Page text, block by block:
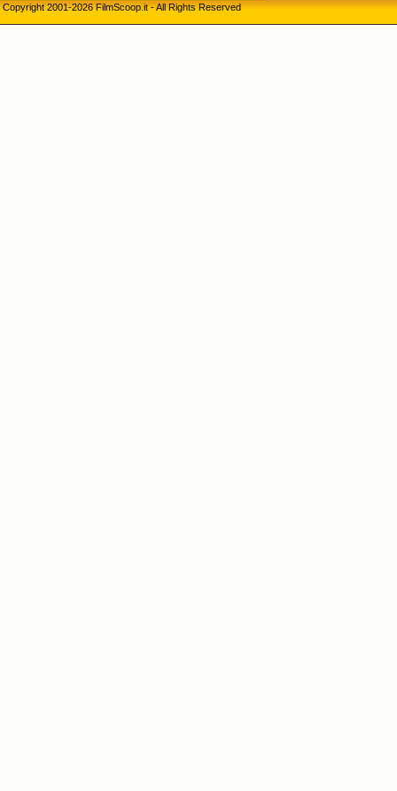
Copyright 2001-2026 FilmScoop.it - All Rights Reserved